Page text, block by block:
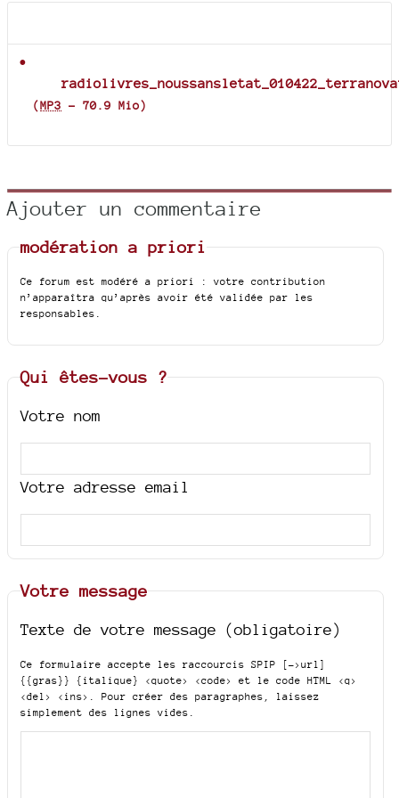
(MP3 - 70.9 Mio)
Ajouter un commentaire
modération a priori
Ce forum est modéré a priori : votre contribution
n’apparaîtra qu’après avoir été validée par les
responsables.
Qui êtes-vous ?
Votre nom
Votre adresse email
Votre message
Texte de votre message (obligatoire)
Ce formulaire accepte les raccourcis SPIP
[->url]
{{gras}} {italique} <quote> <code>
et le code HTML <q>
<del> <ins>
. Pour créer des paragraphes, laissez
simplement des lignes vides.